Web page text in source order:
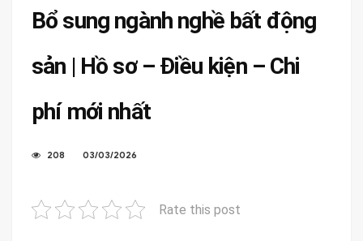
Bổ sung ngành nghề bất động
sản | Hồ sơ – Điều kiện – Chi
phí mới nhất
208 03/03/2026
Rate this post